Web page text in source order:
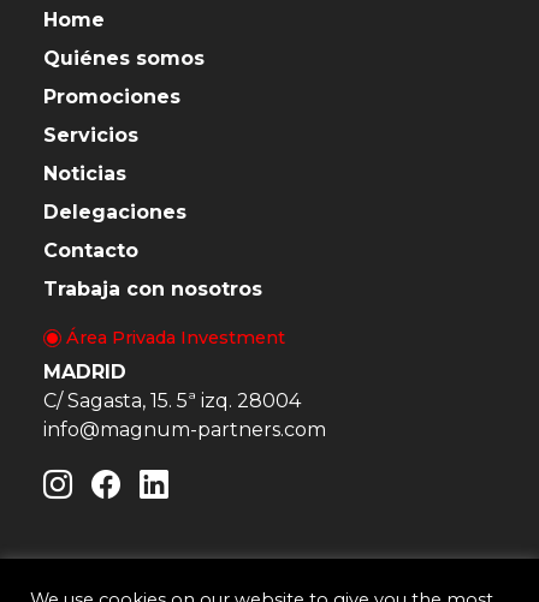
Home
Quiénes somos
Promociones
Servicios
Noticias
Delegaciones
Contacto
Trabaja con nosotros
Área Privada Investment
MADRID
C/ Sagasta, 15. 5ª izq. 28004
info@magnum-partners.com